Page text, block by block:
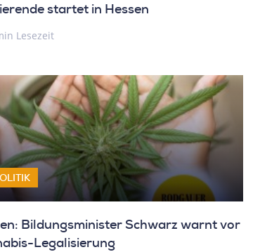
startet in Hessen
Lesezeit
Bildungsminister Schwarz warnt vor
Legalisierung